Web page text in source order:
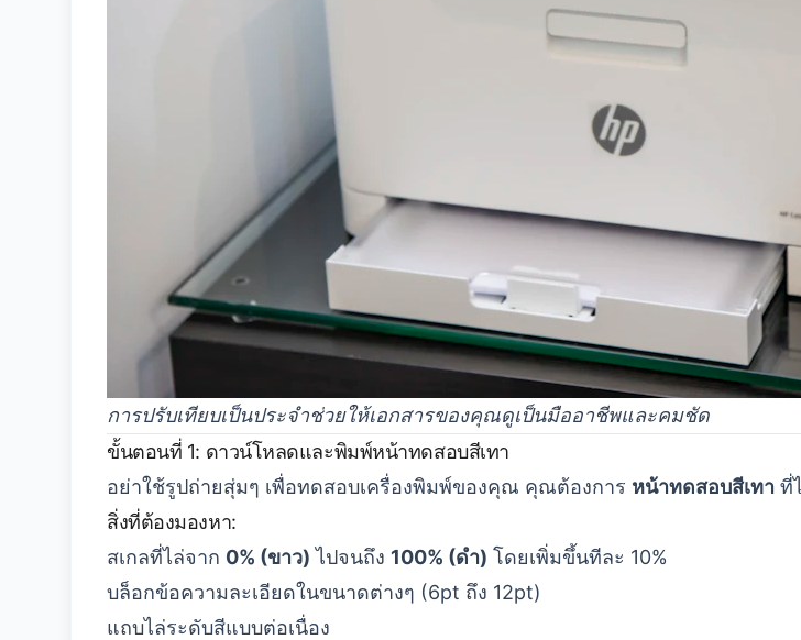
การปรับเทียบเป็นประจำช่วยให้เอกสารของคุณดูเป็นมืออาชีพและคมชัด
ขั้นตอนที่ 1: ดาวน์โหลดและพิมพ์หน้าทดสอบสีเทา
อย่าใช้รูปถ่ายสุ่มๆ เพื่อทดสอบเครื่องพิมพ์ของคุณ คุณต้องการ หน้าทดสอบสีเทา ที่
สิ่งที่ต้องมองหา:
สเกลที่ไล่จาก 0% (ขาว) ไปจนถึง 100% (ดำ) โดยเพิ่มขึ้นทีละ 10%
บล็อกข้อความละเอียดในขนาดต่างๆ (6pt ถึง 12pt)
แถบไล่ระดับสีแบบต่อเนื่อง